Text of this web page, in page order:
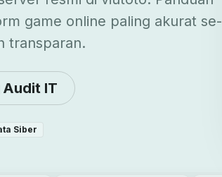
game online paling akurat se-
transparan.
Audit IT
Siber